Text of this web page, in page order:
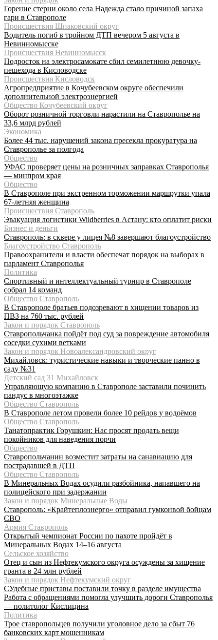
Горение стерни около села Надежда стало причиной запаха
гари в Ставрополе
Происшествия Шпаковский округ
Водитель погиб в тройном ДТП вечером 5 августа в
Невинномысске
Происшествия Невинномысск
Подросток на электросамокате сбил семилетнюю девочку-
пешехода в Кисловодске
Происшествия Кисловодск
Агропредприятие в Кочубеевском округе обеспечили
дополнительной электроэнергией
Общество Кочубеевский округ
Оборот розничной торговли нарастили на Ставрополье на
33,6 млрд рублей
Экономика
Более 44 тыс. нарушений закона пресекла прокуратура на
Ставрополье за полгода
Общество
УФАС проверяет цены на розничных заправках Ставрополья
— минпром края
Общество
В Ставрополе при экстренном торможении маршрутки упала
67-летняя женщина
Происшествия Ставрополь
Эвакуация логистики Wildberries в Астану: кто оплатит риски
Бизнес и деньги
Ставрополь: в сквере у лицея №8 завершают благоустройство
Благоустройство Ставрополь
Правоохранители и власти обеспечат порядок на выборах в
парламент Ставрополья
Политика
Спортивный и интеллектуальный турнир в Ставрополе
собрал 14 команд
Общество Ставрополь
В Ставрополе братьев подозревают в хищении товаров из
ПВЗ на 760 тыс. рублей
Закон и порядок Ставрополь
Ставропольчанка пойдёт под суд за повреждение автомобиля
соседки сухими ветками
Закон и порядок Новоалександровский округ
Михайловск: туристические навыки и творческие панно в
саду №31
Детский сад 31 Михайловск
Управляющую компанию в Ставрополе заставили починить
пандус в многоэтажке
Общество Ставрополь
В Ставрополе летом провели более 10 рейдов у водоёмов
Общество Ставрополь
Танатопрактик Горушкин: Нас просят продать вещи
покойников для наведения порчи
Общество
Ставропольчанин возместит затраты на санавиацию для
пострадавшей в ДТП
Общество Ставрополь
В Минеральных Водах осудили разбойника, напавшего на
полицейского при задержании
Закон и порядок Минеральные Воды
Ставрополь: «Крайтеплоэнерго» отправил гумконвой бойцам
СВО
Армия Ставрополь
Открытый чемпионат России по пахоте пройдёт в
Минеральных Водах 14–16 августа
Сельское хозяйство
Отец и сын из Нефтекумского округа осуждены за хищение
гранта в 24 млн рублей
Закон и порядок Нефтекумский округ
СУдебные приставы поставили точку в разделе имущества
Работа с обращениями помогла улучшить дороги Ставрополья
— политолог Кислицина
Политика
Трое ставропольцев получили уголовное дело за сбыт 76
банковских карт мошенникам